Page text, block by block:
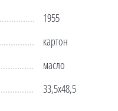
1955
картон
масло
33,5х48,5